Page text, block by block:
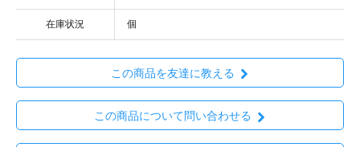
在庫状況 個
この商品を友達に教える
この商品について問い合わせる